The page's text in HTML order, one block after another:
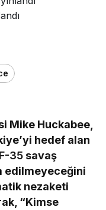
Mike Huckabee,
hedef alan
F-35savaş
edilmeyeceğini
nezaketi
“Kimse